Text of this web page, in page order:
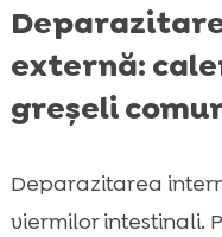
externă:
greșeli
Deparazitarea
viermilor intestinali.